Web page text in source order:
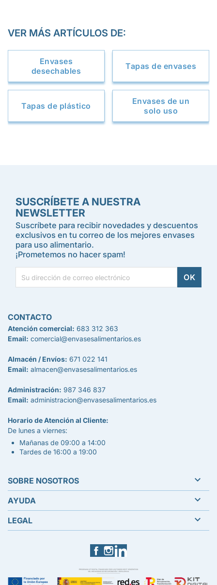
VER MÁS ARTÍCULOS DE:
Envases
desechables
Tapas de envases
Tapas de plástico
Envases de un
solo uso
SUSCRÍBETE A NUESTRA
NEWSLETTER
Suscríbete para recibir novedades y descuentos
exclusivos en tu correo de los mejores envases
para uso alimentario.
¡Prometemos no hacer spam!
Facebook
CONTACTO
Atención comercial: 683 312 363
Email: comercial@envasesalimentarios.es
Almacén / Envíos: 671 022 141
Email: almacen@envasesalimentarios.es
Administración: 987 346 837
Email: administracion@envasesalimentarios.es
Horario de Atención al Cliente:
De lunes a viernes:
Mañanas de 09:00 a 14:00
Tardes de 16:00 a 19:00
SOBRE NOSOTROS 
AYUDA 
LEGAL 